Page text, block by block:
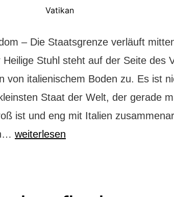
Vatikan
– Die Staatsgrenze verläuft
Stuhl steht auf der Seite des
von italienischem Boden zu. Es ist
Staat der Welt, der gerade
ist und eng mit Italien
Vatikan:
weiterlesen